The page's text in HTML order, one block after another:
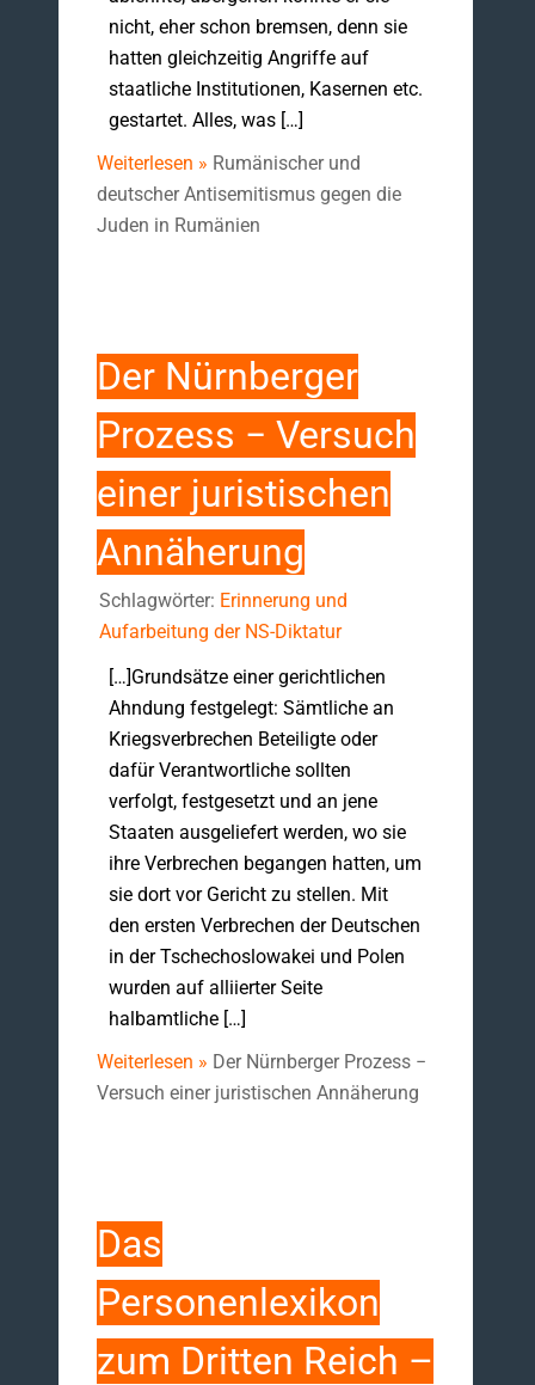
nicht, eher schon bremsen, denn sie
hatten gleichzeitig Angriffe auf
staatliche Institutionen, Kasernen etc.
gestartet. Alles, was […]
Weiterlesen » Rumänischer und
deutscher Antisemitismus gegen die
Juden in Rumänien
Der Nürnberger
Prozess − Versuch
einer juristischen
Annäherung
Schlagwörter: Erinnerung und
Aufarbeitung der NS-Diktatur
[…]Grundsätze einer gerichtlichen
Ahndung festgelegt: Sämtliche an
Kriegsverbrechen Beteiligte oder
dafür Verantwortliche sollten
verfolgt, festgesetzt und an jene
Staaten ausgeliefert werden, wo sie
ihre Verbrechen begangen hatten, um
sie dort vor Gericht zu stellen. Mit
den ersten Verbrechen der Deutschen
in der Tschechoslowakei und Polen
wurden auf alliierter Seite
halbamtliche […]
Weiterlesen » Der Nürnberger Prozess −
Versuch einer juristischen Annäherung
Das
Personenlexikon
zum Dritten Reich –